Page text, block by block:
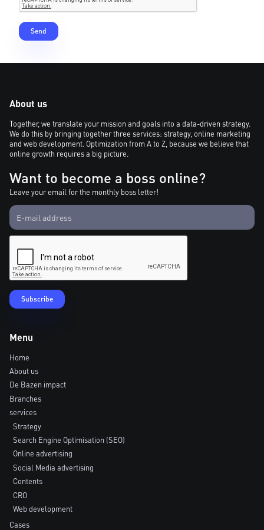
About us
Together, we translate your mission and goals into a data-driven strategy.
We do this by bringing together three services: strategy, online marketing
and web development. Optimization from A to Z, because we believe that
online growth requires a big picture.
Want to become a boss online?
Leave your email for the monthly boss letter!
Menu
Home
About us
De Bazen impact
Branches
services
Strategy
Search Engine Optimisation (SEO)
Online advertising
Social Media advertising
Contents
CRO
Web development
Cases